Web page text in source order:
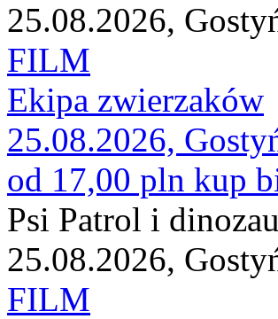
25.08.2026,
FILM
Ekipa zwierzaków
25.08.2026,
od 17,00 pln kup
Psi Patrol i
25.08.2026,
FILM